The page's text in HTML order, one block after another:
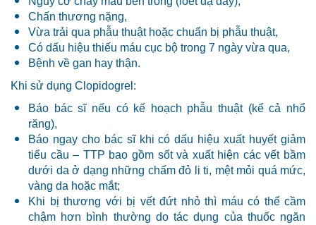
Chấn thương nặng,
Vừa trải qua phẫu thuật hoặc chuẩn bị phẫu thuật,
Có dấu hiệu thiếu máu cục bộ trong 7 ngày vừa qua,
Bệnh về gan hay thận.
Khi sử dụng Clopidogrel:
Báo bác sĩ nếu có kế hoạch phẫu thuật (kể cả nhổ
răng),
Báo ngay cho bác sĩ khi có dấu hiệu xuất huyết giảm
tiểu cầu – TTP bao gồm sốt và xuất hiện các vết bầm
dưới da ở dạng những chấm đỏ li ti, mệt mỏi quá mức,
vàng da hoặc mắt;
Khi bị thương với bị vết đứt nhỏ thì máu có thể cầm
chậm hơn bình thường do tác dụng của thuốc ngăn